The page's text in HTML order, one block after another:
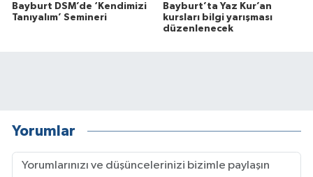
Bayburt DSM’de ‘Kendimizi
Tanıyalım’ Semineri
Bayburt’ta Yaz Kur’an
kursları bilgi yarışması
düzenlenecek
Yorumlar